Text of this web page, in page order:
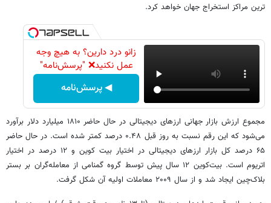
ترین مراکز استخراج جهان خواهد کرد.
زانو درد دارین؟ به هیچ وجه
عمل نکنید❌ "پرسش‌نامه"
◀ پرسش‌نامه
مجموع ارزش بازار جهانی ارزهای دیجیتالی در حال حاضر ۱۸۱۰ میلیارد دلار برآورد
می‌شود که این رقم نسبت به روز قبل ۰.۴۸ درصد کمتر شده است. در حال حاضر
۶۵ درصد کل بازار ارزهای دیجیتالی در اختیار بیت کوین و ۱۲ درصد در اختیار
اتریوم است. بیت‌کوین ۱۲ سال پیش توسط گروه گمنامی از معامله‌گران بر بستر
بلاک‌چین ایجاد شد و از سال ۲۰۰۹ معاملات اولیه آن شکل گرفت.